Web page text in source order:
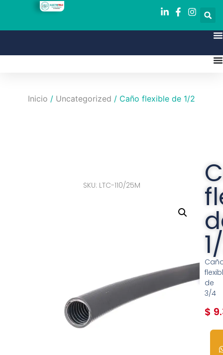
Inicio / Uncategorized / Caño flexible de 1/2
SKU: LTC-110/25M
de
3/4
$
42